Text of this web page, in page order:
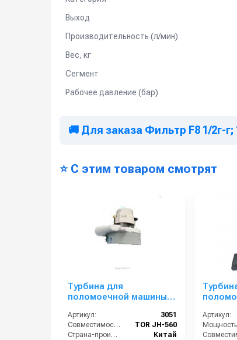
Выход
Производительность (л/мин)
Вес, кг
Сегмент
Рабочее давление (бар)
🚚 Для заказа Фильтр F8 1/2г-
⭐ С этим товаром смотрят
Турбина для
поломоечной машины
Артикул:
3051
Совместимость:
TOR JH-560
Страна-производитель:
Китай
Артикул: